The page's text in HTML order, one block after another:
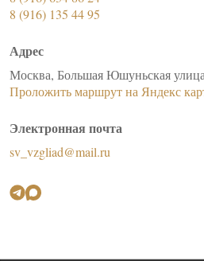
8 (916) 135 44 95
Адрес
Москва, Большая Юшуньская
Проложить маршрут на Яндекс
Электронная почта
sv_vzgliad@mail.ru